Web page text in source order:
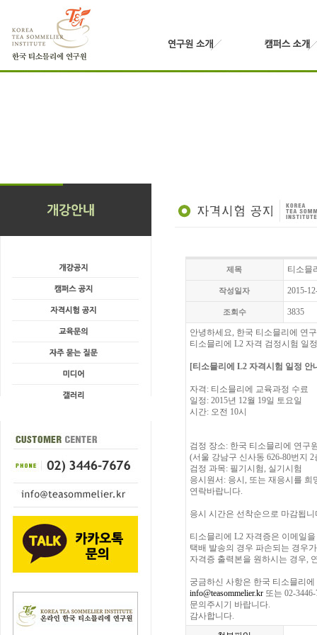
제목 티소믈
작성일자 2015-
조회수 3835
안녕하세요, 한국 티소믈리에 연
티소믈리에 L2 자격 검정시험 일
[티소믈리에 L2 자격시험 일정 안
자격: 티소믈리에 교육과정 수료
일정: 2015년 12월 19일 토요일
시간: 오전 10시
검정 장소: 한국 티소믈리에 연구
(서울 강남구 신사동 626-80번지 2
검정 과목: 필기시험, 실기시험
응시원서: 응시, 또는 재응시를
연락바랍니다.
응시 시간은 선착순으로 마감됩니
티소믈리에 L2 자격증은 이메일
택배 발송의 경우 파손되는 경우
자격증 출력본을 원하시는 경우,
궁금하신 사항은 한국 티소믈리에
info@teasommelier.kr 또는 02-
문의주시기 바랍니다.
감사합니다.